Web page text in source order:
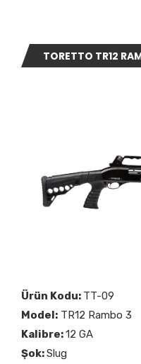
TORETTO TR12
Ürün Kodu: TT-09
Model: TR12 Rambo 3
Kalibre:12 GA
Şok:Slug